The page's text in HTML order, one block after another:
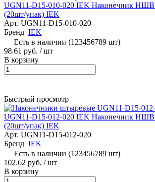
UGN11-D15-010-020 IEK Наконечник
(20шт/упак) IEK
Арт. UGN11-D15-010-020
Бренд IEK
Есть в наличии (123456789 шт)
98.61 руб. / шт
В корзину
Быстрый просмотр
UGN11-D15-012-020 IEK Наконечник
(20шт/упак) IEK
Арт. UGN11-D15-012-020
Бренд IEK
Есть в наличии (123456789 шт)
102.62 руб. / шт
В корзину